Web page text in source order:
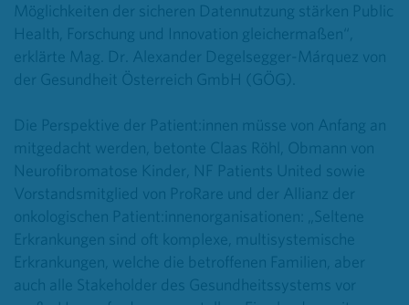
Möglichkeiten der sicheren Datennutzung stärken Public
Health, Forschung und Innovation gleichermaßen“,
erklärte Mag. Dr. Alexander Degelsegger-Márquez von
der Gesundheit Österreich GmbH (GÖG).
Die Perspektive der Patient:innen müsse von Anfang an
mitgedacht werden, betonte Claas Röhl, Obmann von
Neurofibromatose Kinder, NF Patients United sowie
Vorstandsmitglied von ProRare und der Allianz der
onkologischen Patient:innenorganisationen:
„Seltene
Erkrankungen sind oft komplexe, multisystemische
Erkrankungen, welche die betroffenen Familien, aber
auch alle Stakeholder des Gesundheitssystems vor